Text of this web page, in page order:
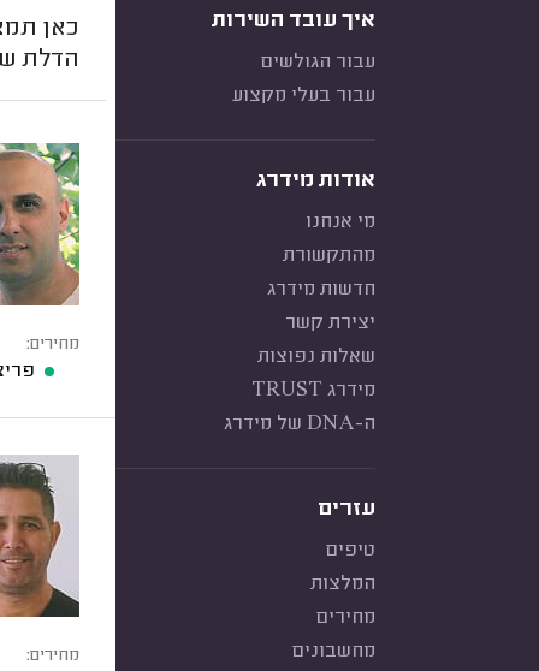
איך עובד השירות
עבור הגולשים
עבור בעלי מקצוע
אודות מידרג
מי אנחנו
מהתקשורת
חדשות מידרג
יצירת קשר
שאלות נפוצות
מידרג TRUST
ה-DNA של מידרג
עזרים
טיפים
המלצות
מחירים
מחשבונים
כאן
הדלת
מחירים:
מחירים: